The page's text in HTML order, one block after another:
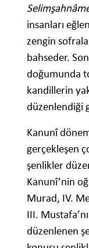
insanları
zengin
bahseder.
doğumunda
kandillerin
düzenlendiği
Kanunî
gerçekleşen
şenlikler
Kanunî’nin
Murad, IV.
III.
düzenlenen